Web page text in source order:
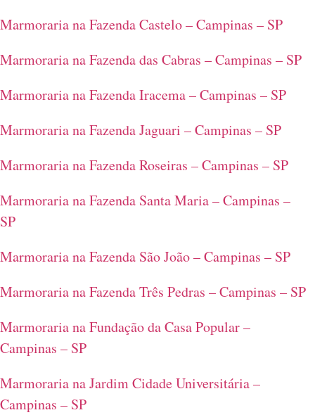
Marmoraria na Fazenda Castelo – Campinas – SP
Marmoraria na Fazenda das Cabras – Campinas – SP
Marmoraria na Fazenda Iracema – Campinas – SP
Marmoraria na Fazenda Jaguari – Campinas – SP
Marmoraria na Fazenda Roseiras – Campinas – SP
Marmoraria na Fazenda Santa Maria – Campinas –
SP
Marmoraria na Fazenda São João – Campinas – SP
Marmoraria na Fazenda Três Pedras – Campinas – SP
Marmoraria na Fundação da Casa Popular –
Campinas – SP
Marmoraria na Jardim Cidade Universitária –
Campinas – SP